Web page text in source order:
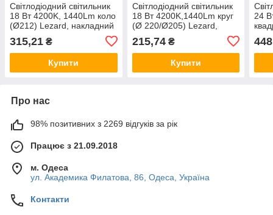
Світлодіодний світильник
18 Вт 4200K, 1440Lm коло
(Ø212) Lezard, накладний
downlight
315,21 ₴
Купити
Світлодіодний світильник
18 Вт 4200K,1440Lm круг
(Ø 220/Ø205) Lezard,
врізний даунлайт, Лезард
downlight, панель
215,74₴
Купити
24
Про нас
98% позитивних з 2269 відгуків за рік
Працює з 21.09.2018
м. Одеса
ул. Академика Филатова, 86, Одеса, Україна
Контакти